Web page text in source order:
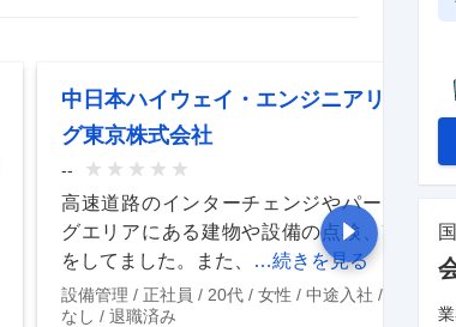
中日本ハイウェイ・エンジニアリン
グ東京株式会社
--
高速道路のインターチェンジやパーキン
グエリアにある建物や設備の点検、改修
をしてました。また、
…続きを見る
設備管理 正社員 20代 女性 中途入社
なし
退職済み